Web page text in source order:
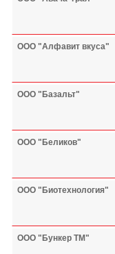
ООО "Алфавит вкуса"
ООО "Базальт"
ООО "Беликов"
ООО "Биотехнология"
ООО "Бункер ТМ"